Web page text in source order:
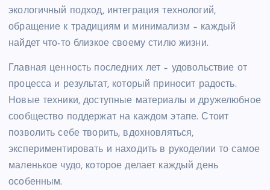
экологичный подход, интеграция технологий,
обращение к традициям и минимализм – каждый
найдет что-то близкое своему стилю жизни.
Главная ценность последних лет – удовольствие от
процесса и результат, который приносит радость.
Новые техники, доступные материалы и дружелюбное
сообщество поддержат на каждом этапе. Стоит
позволить себе творить, вдохновляться,
экспериментировать и находить в рукоделии то самое
маленькое чудо, которое делает каждый день
особенным.